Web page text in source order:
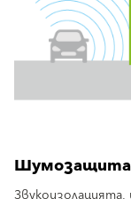
Шумозащита